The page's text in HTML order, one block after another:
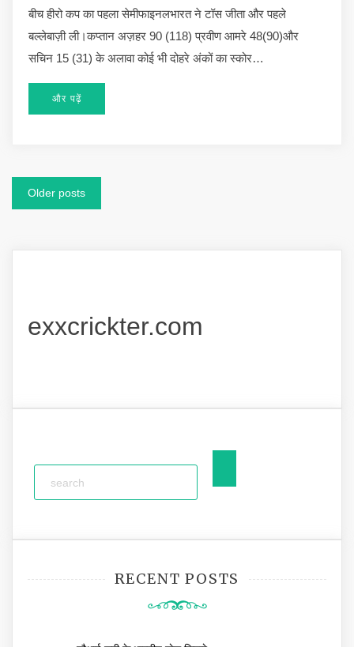
बीच हीरो कप का पहला सेमीफाइनलभारत ने टॉस जीता और पहले
बल्लेबाज़ी ली।कप्तान अज़हर 90 (118) प्रवीण आमरे 48(90)और
सचिन 15 (31) के अलावा कोई भी दोहरे अंकों का स्कोर…
और पढ़ें
Posts
Older posts
exxcrickter.com
RECENT POSTS